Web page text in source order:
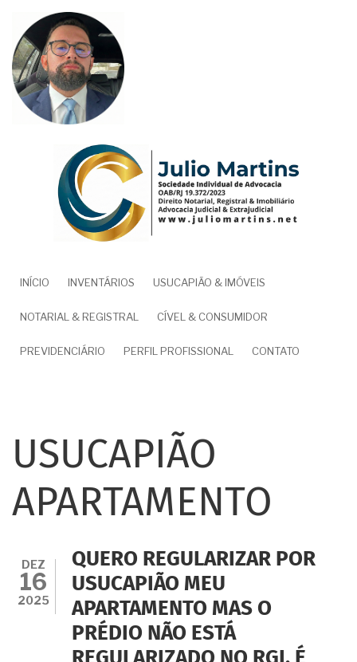
para
conteúdo
principal
NAVEGAÇÃO
PRINCIPAL
INÍCIO INVENTÁRIOS USUCAPIÃO & IMÓVEIS
NOTARIAL & REGISTRAL CÍVEL & CONSUMIDOR
PREVIDENCIÁRIO PERFIL PROFISSIONAL CONTATO
USUCAPIÃO
APARTAMENTO
DEZ
16
2025
QUERO REGULARIZAR POR
USUCAPIÃO MEU
APARTAMENTO MAS O
PRÉDIO NÃO ESTÁ